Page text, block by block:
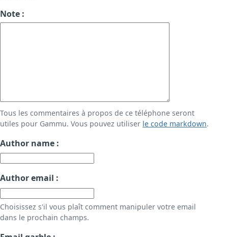
Note :
Tous les commentaires à propos de ce téléphone seront
utiles pour Gammu. Vous pouvez utiliser le code markdown.
Author name :
Author email :
Choisissez s'il vous plaît comment manipuler votre email
dans le prochain champs.